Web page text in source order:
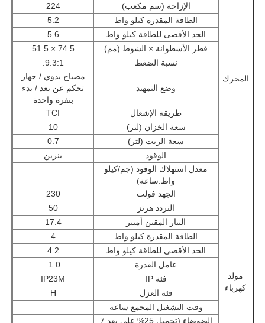
مجموعة مولدات الديزل
مجموعة مولدات البنزين
ملحقات المولدات
مركبة إضاءة متنقلة
المحرك
الإزاحة (سم مكعب)
224
الطاقة المقدرة كيلو واط
5.2
الحد الأقصى للطاقة كيلو واط
5.6
قطر الأسطوانة × الشوط (مم)
74.5 × 51.5
نسبة الضغط
9.3:1.
وضع التمهيد
مصباح يدوي / جهاز
تحكم عن بعد / بدء
بنقرة واحدة
طريقة الإشعال
TCI
سعة الخزان (لتر)
10
سعة الزيت (لتر)
0.7
الوقود
بنزين
معدل استهلاك الوقود (جم/كيلو
واط.ساعة)
مولد
كهرباء
الجهد فولت
230
التردد هرتز
50
التيار المقنن أمبير
17.4
الطاقة المقدرة كيلو واط
4
الحد الأقصى للطاقة كيلو واط
4.2
عامل القدرة
1.0
فئة IP
IP23M
فئة العزل
H
وقت التشغيل المجمع ساعة
الضوضاء (تحميل 25% على بعد 7